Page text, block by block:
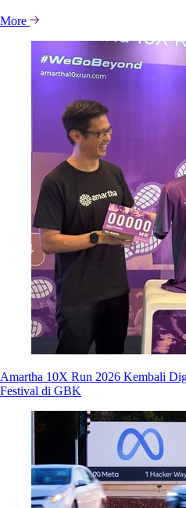
More
Amartha 10X Run 2026 Kembali
Festival di GBK